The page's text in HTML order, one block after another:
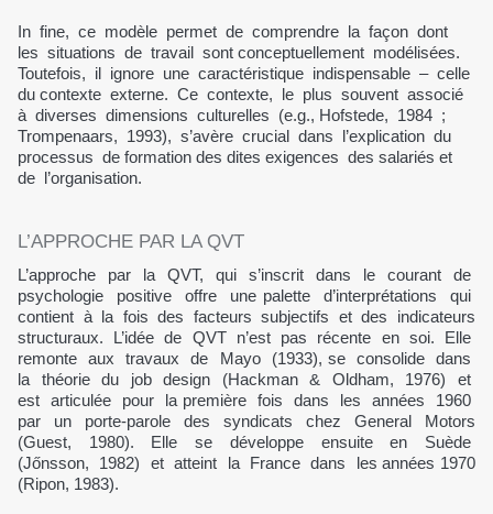
In fine, ce modèle permet de comprendre la façon dont
les situations de travail sont conceptuellement modélisées.
Toutefois, il ignore une caractéristique indispensable – celle
du contexte externe. Ce contexte, le plus souvent associé
à diverses dimensions culturelles (e.g., Hofstede, 1984 ;
Trompenaars, 1993), s’avère crucial dans l’explication du
processus de formation des dites exigences des salariés et
de l’organisation.
L’APPROCHE PAR LA QVT
L’approche par la QVT, qui s’inscrit dans le courant de
psychologie positive offre une palette d’interprétations qui
contient à la fois des facteurs subjectifs et des indicateurs
structuraux. L’idée de QVT n’est pas récente en soi. Elle
remonte aux travaux de Mayo (1933), se consolide dans
la théorie du job design (Hackman & Oldham, 1976) et
est articulée pour la première fois dans les années 1960
par un porte-parole des syndicats chez General Motors
(Guest, 1980). Elle se développe ensuite en Suède
(Jőnsson, 1982) et atteint la France dans les années 1970
(Ripon, 1983).